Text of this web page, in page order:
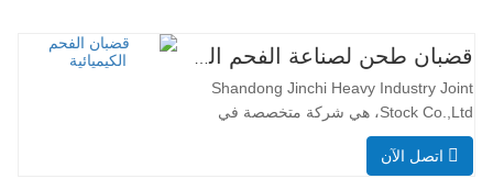
قضبان طحن لصناعة الفحم الكيميائية
Shandong Jinchi Heavy Industry Joint
Stock Co.,Ltd، هي شركة متخصصة في
تصنيع منتجات الطحن. المنتجات الرئيسية
لشركتنا هي كرات طحن الصلب المزورة،
اتصل الآن